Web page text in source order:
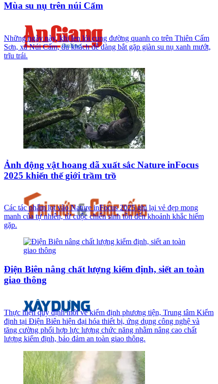
Mùa su nụ trên núi Cấm
Những ngày này, khi len lỏi cung đường quanh co trên Thiên Cấm
Sơn, xã Núi Cấm, du khách dễ dàng bắt gặp giàn su nụ xanh mướt,
trĩu trái.
Ảnh động vật hoang dã xuất sắc Nature inFocus
2025 khiến thế giới trầm trồ
Các tác phẩm lọt vào Nature inFocus 2025 ghi lại vẻ đẹp mong
manh của tự nhiên, từ cuộc chiến sinh tồn đến khoảnh khắc hiếm
gặp.
Điện Biên nâng chất lượng kiểm định, siết an toàn
giao thông
Thực hiện quy định mới về kiểm định phương tiện, Trung tâm Kiểm
định tại Điện Biên hiện đại hóa thiết bị, ứng dụng công nghệ và
tăng cường phối hợp lực lượng chức năng nhằm nâng cao chất
lượng kiểm định, bảo đảm an toàn giao thông.